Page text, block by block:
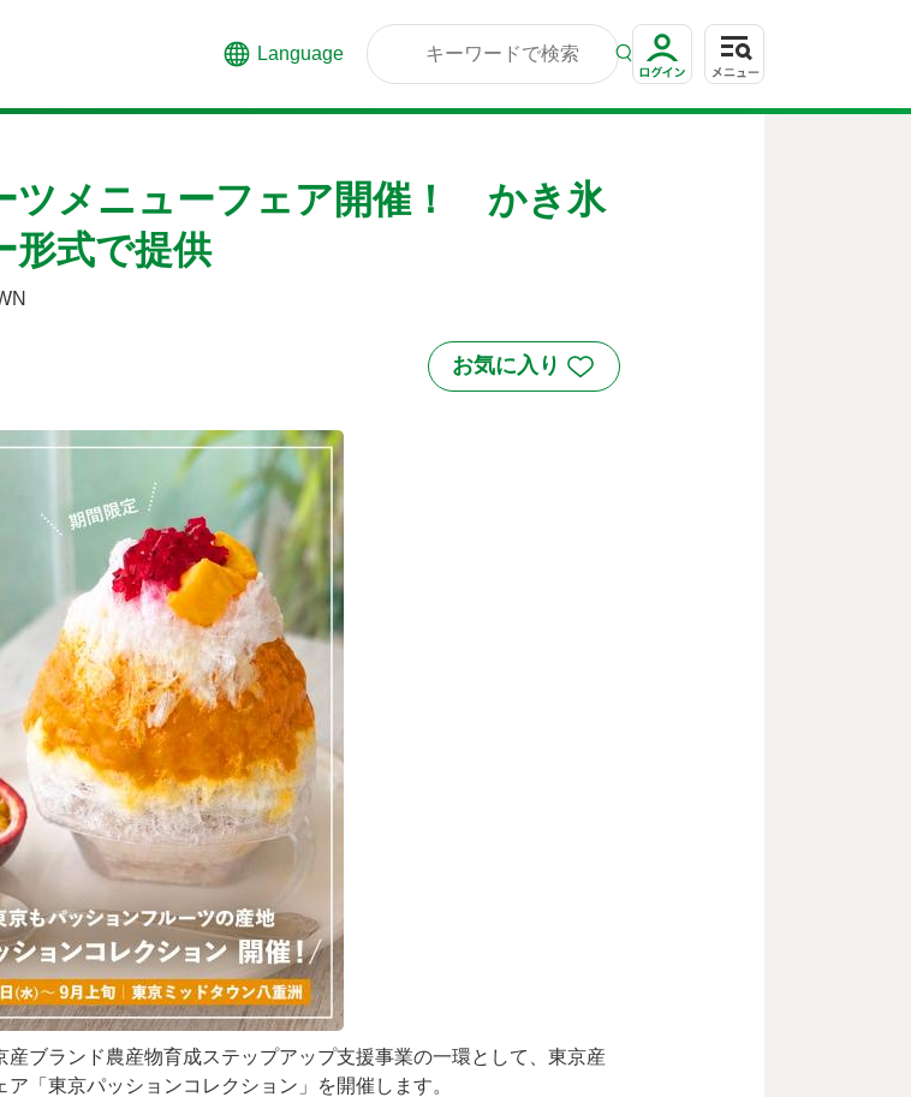
Language
ツメニューフェア開催！ かき氷
形式で提供
ブランド農産物育成ステップアップ支援事業の一環として、東京産
「東京パッションコレクション」を開催します。